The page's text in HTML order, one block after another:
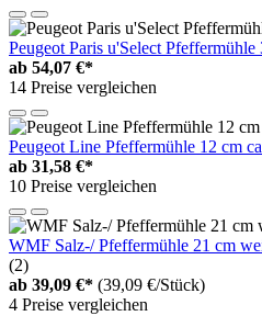
Peugeot Paris u'Select
ab 54,07 €*
14 Preise vergleichen
Peugeot Line Pfeffermühle 12 cm
ab 31,58 €*
10 Preise vergleichen
WMF Salz-/ Pfeffermühle 21 cm
(2)
ab 39,09 €* (39,09 €/Stück)
4 Preise vergleichen